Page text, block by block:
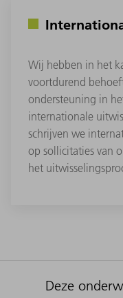
Wij hebben in het
voortdurend
ondersteuning in
internationale
schrijven we
op sollicitaties van
het
Deze